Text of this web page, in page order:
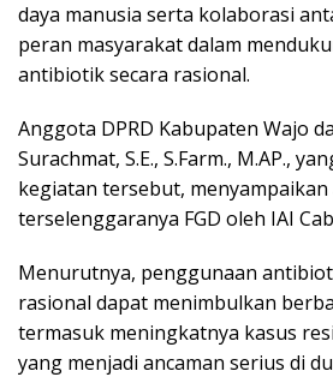
daya manusia serta kolaborasi
peran masyarakat dalam
antibiotik secara rasional.
Anggota DPRD Kabupaten Wajo
Surachmat, S.E., S.Farm., M.AP.,
kegiatan tersebut, menyampaikan
terselenggaranya FGD oleh IAI
Menurutnya, penggunaan
rasional dapat menimbulkan
termasuk meningkatnya kasus
yang menjadi ancaman serius di